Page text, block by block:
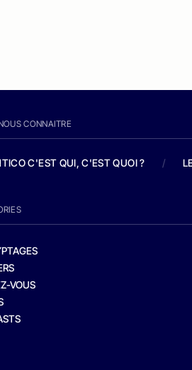
CONNAITRE
C'EST QUI, C'EST QUOI ? /
VOUS